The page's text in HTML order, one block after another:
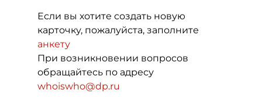
Если вы хотите создать новую
карточку, пожалуйста, заполните
анкету
При возникновении вопросов
обращайтесь по адресу
whoiswho@dp.ru